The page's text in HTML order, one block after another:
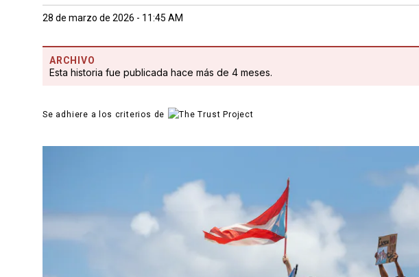
28 de marzo de 2026 - 11:45 AM
ARCHIVO
Esta historia fue publicada hace más de 4 meses.
Se adhiere a los criterios de